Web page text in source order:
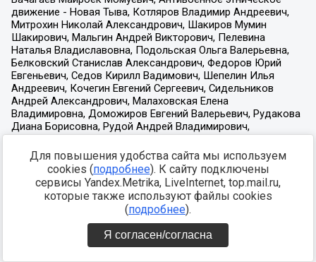
Для повышения удобства сайта мы используем
cookies (подробнее). К сайту подключены
сервисы Yandex.Metrika, LiveInternet, top.mail.ru,
которые также используют файлы cookies
(подробнее).
Я согласен/согласна